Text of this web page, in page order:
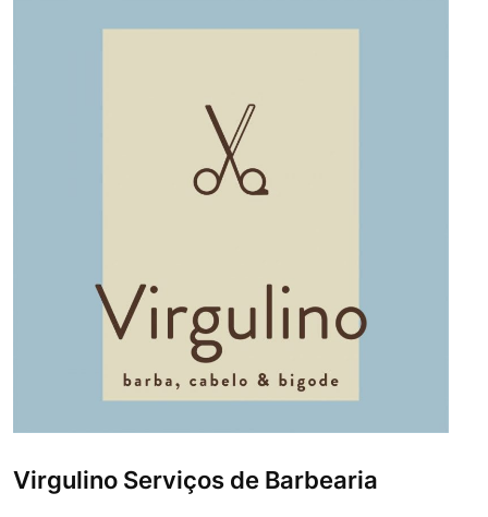
Virgulino Serviços de Barbearia